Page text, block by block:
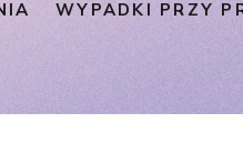
WYPADKI PRZY